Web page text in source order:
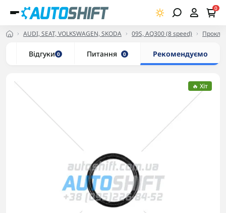
0
AUDI, SEAT, VOLKSWAGEN, SKODA 09S, AQ300 (8 speed)
Відгуки 0 Питання 0 Рекомендуємо
🔥 Хіт